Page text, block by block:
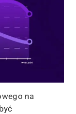
na